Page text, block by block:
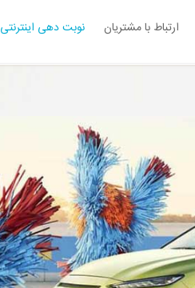
ارتباط با مشتریان نوبت دهی اینترنتی